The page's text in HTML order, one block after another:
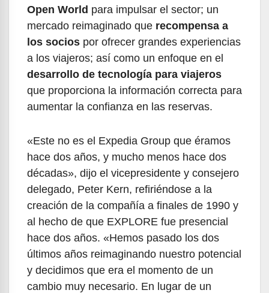
Open World para impulsar el sector; un
mercado reimaginado que recompensa a
los socios por ofrecer grandes experiencias
a los viajeros; así como un enfoque en el
desarrollo de tecnología para viajeros
que proporciona la información correcta para
aumentar la confianza en las reservas.
«Este no es el Expedia Group que éramos
hace dos años, y mucho menos hace dos
décadas», dijo el vicepresidente y consejero
delegado, Peter Kern, refiriéndose a la
creación de la compañía a finales de 1990 y
al hecho de que EXPLORE fue presencial
hace dos años. «Hemos pasado los dos
últimos años reimaginando nuestro potencial
y decidimos que era el momento de un
cambio muy necesario. En lugar de un